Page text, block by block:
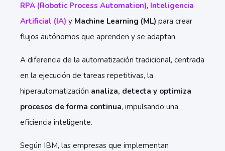
RPA (Robotic Process Automation), Inteligencia
Artificial (IA) y Machine Learning (ML) para crear
flujos autónomos que aprenden y se adaptan.
A diferencia de la automatización tradicional, centrada
en la ejecución de tareas repetitivas, la
hiperautomatización analiza, detecta y optimiza
procesos de forma continua, impulsando una
eficiencia inteligente.
Según IBM, las empresas que implementan